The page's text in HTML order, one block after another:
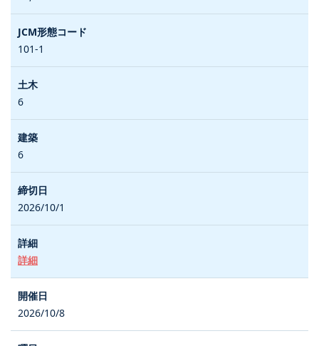
101-1
6
6
2026/10/1
詳細
2026/10/8